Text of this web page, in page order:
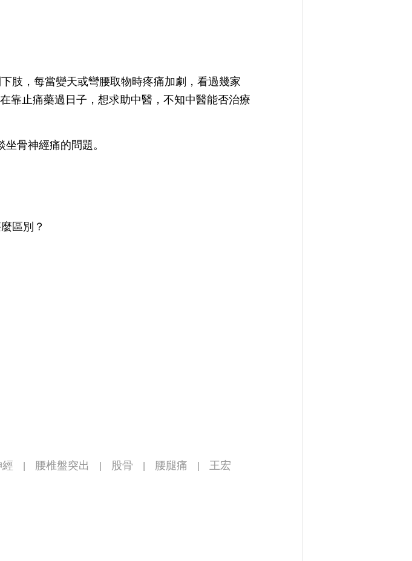
肢，每當變天或彎腰取物時疼痛加劇，看過幾家
靠止痛藥過日子，想求助中醫，不知中醫能否治療
骨神經痛的問題。
區別？
腰椎盤突出 股骨 腰腿痛
王宏